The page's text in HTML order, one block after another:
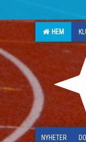
HEM
NYHETER